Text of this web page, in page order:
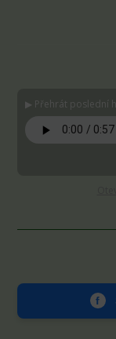
▶ Přehrát poslední
f